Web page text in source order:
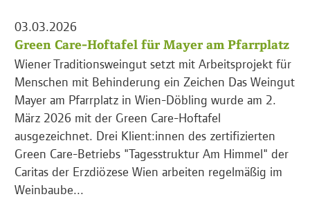
03.03.2026
Green Care-Hoftafel für Mayer am Pfarrplatz
Wiener Traditionsweingut setzt mit Arbeitsprojekt für
Menschen mit Behinderung ein Zeichen Das Weingut
Mayer am Pfarrplatz in Wien-Döbling wurde am 2.
März 2026 mit der Green Care-Hoftafel
ausgezeichnet. Drei Klient:innen des zertifizierten
Green Care-Betriebs "Tagesstruktur Am Himmel" der
Caritas der Erzdiözese Wien arbeiten regelmäßig im
Weinbaube...